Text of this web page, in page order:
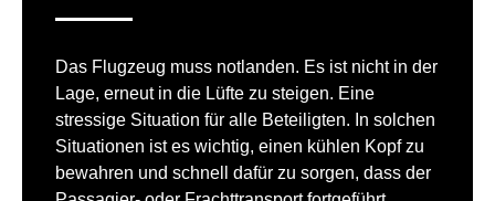
Das Flugzeug muss notlanden. Es ist nicht in der
Lage, erneut in die Lüfte zu steigen. Eine
stressige Situation für alle Beteiligten. In solchen
Situationen ist es wichtig, einen kühlen Kopf zu
bewahren und schnell dafür zu sorgen, dass der